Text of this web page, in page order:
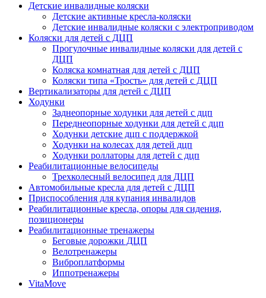
Детские инвалидные коляски
Детские активные кресла-коляски
Детские инвалидные коляски с электроприводом
Коляски для детей с ДЦП
Прогулочные инвалидные коляски для детей с
ДЦП
Коляска комнатная для детей с ДЦП
Коляски типа «Трость» для детей с ДЦП
Вертикализаторы для детей с ДЦП
Ходунки
Заднеопорные ходунки для детей с дцп
Переднеопорные ходунки для детей с дцп
Ходунки детские дцп с поддержкой
Ходунки на колесах для детей дцп
Ходунки роллаторы для детей с дцп
Реабилитационные велосипеды
Трехколесный велосипед для ДЦП
Автомобильные кресла для детей с ДЦП
Приспособления для купания инвалидов
Реабилитационные кресла, опоры для сидения,
позиционеры
Реабилитационные тренажеры
Беговые дорожки ДЦП
Велотренажеры
Виброплатформы
Иппотренажеры
VitaMove